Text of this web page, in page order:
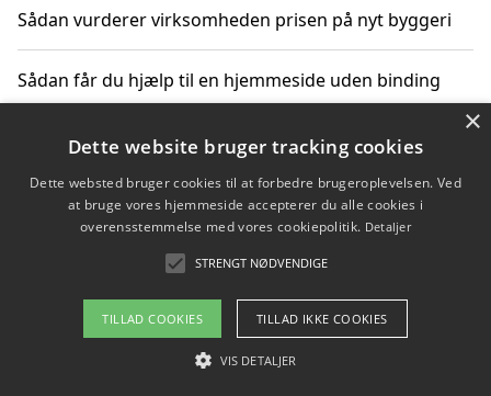
Sådan vurderer virksomheden prisen på nyt byggeri
Sådan får du hjælp til en hjemmeside uden binding
Copyright 2026 - Pilanto Aps
Om / kontakt
Blog Betingelser
×
Dette website bruger tracking cookies
Dette websted bruger cookies til at forbedre brugeroplevelsen. Ved
at bruge vores hjemmeside accepterer du alle cookies i
overensstemmelse med vores cookiepolitik. Detaljer
STRENGT NØDVENDIGE
TILLAD COOKIES TILLAD IKKE COOKIES
VIS DETALJER